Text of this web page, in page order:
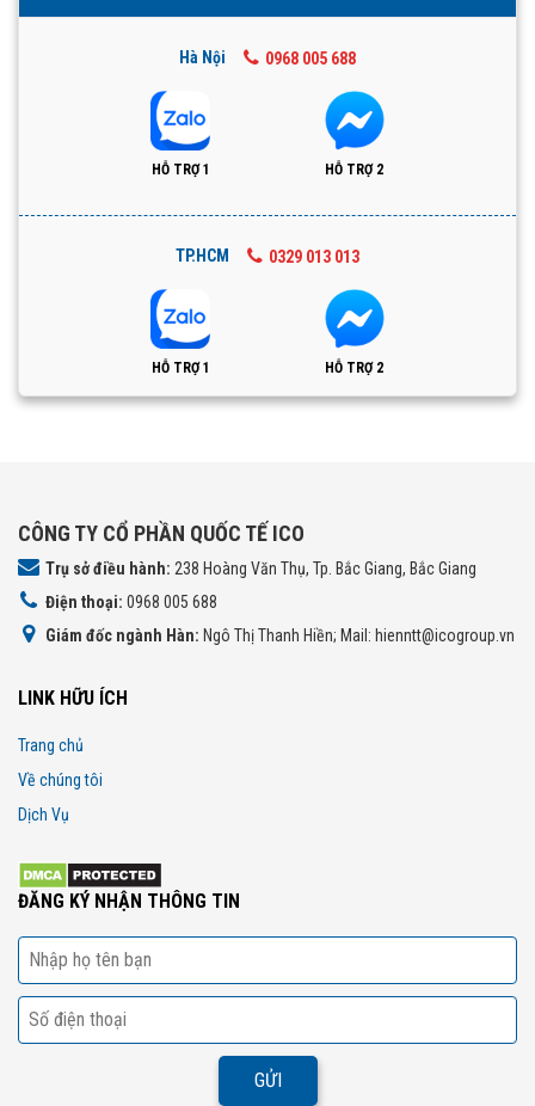
Hà Nội 0968 005 688
HỖ TRỢ 1 HỖ TRỢ 2
TP.HCM 0329 013 013
HỖ TRỢ 1 HỖ TRỢ 2
CÔNG TY CỔ PHẦN QUỐC TẾ ICO
Trụ sở điều hành: 238 Hoàng Văn Thụ, Tp. Bắc Giang, Bắc Giang
Điện thoại: 0968 005 688
Giám đốc ngành Hàn: Ngô Thị Thanh Hiền; Mail: hienntt@icogroup.vn
LINK HỮU ÍCH
Trang chủ
Về chúng tôi
Dịch Vụ
ĐĂNG KÝ NHẬN THÔNG TIN